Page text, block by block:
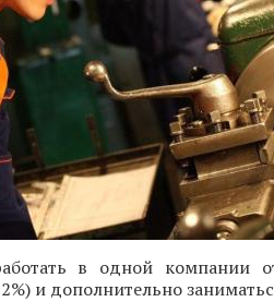
в одной компании
и дополнительно